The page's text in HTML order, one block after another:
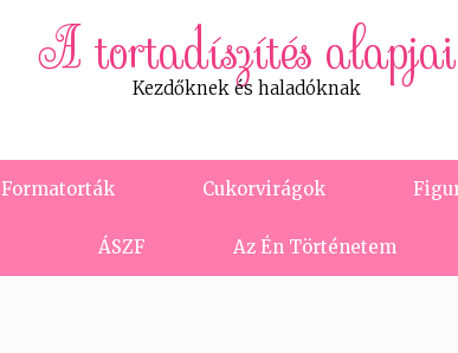
A tortadíszítés alapjai
Kezdőknek és haladóknak
Formatorták Cukorvirágok
ÁSZF Az Én Történetem